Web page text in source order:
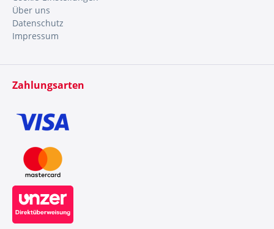
Über uns
Datenschutz
Impressum
Zahlungsarten